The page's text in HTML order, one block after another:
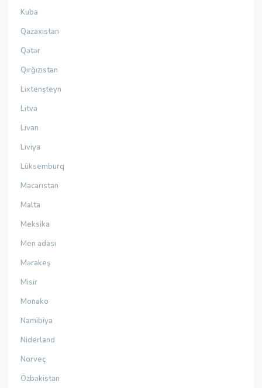
Kuba
Qazaxıstan
Qətər
Qırğızıstan
Lixtenşteyn
Litva
Livan
Liviya
Lüksemburq
Macarıstan
Malta
Meksika
Men adası
Mərakeş
Misir
Monako
Namibiya
Niderland
Norveç
Özbəkistan